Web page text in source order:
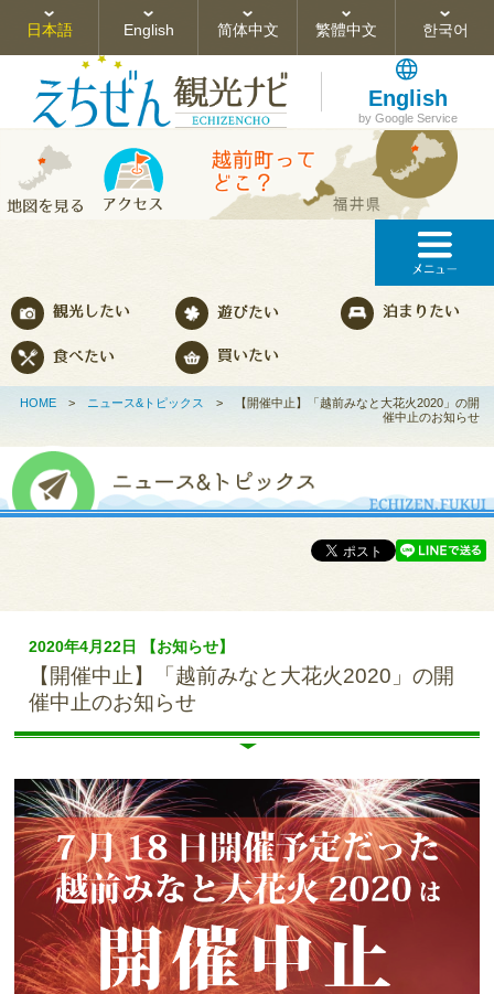
日本語 English 简体中文 繁體中文 한국어
English
by Google Service
HOME> ニュース&トピックス >
【開催中止】「越前みなと大花火2020」の開
催中止のお知らせ
2020年4月22日 【お知らせ】
【開催中止】「越前みなと大花火2020」の開
催中止のお知らせ